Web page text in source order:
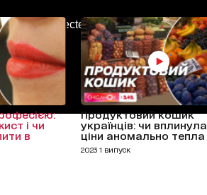
AdBlockDetected!
і чи
в
Продуктовий кошик
українців: чи
ціни аномально тепла
2023 1 випуск